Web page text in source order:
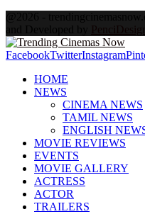
@2026 -
and Developed by PenciDesign
FacebookTwitterInstagram
HOME
NEWS
CINEMA NEWS
TAMIL NEWS
ENGLISH
MOVIE REVIEWS
EVENTS
MOVIE GALLERY
ACTRESS
ACTOR
TRAILERS